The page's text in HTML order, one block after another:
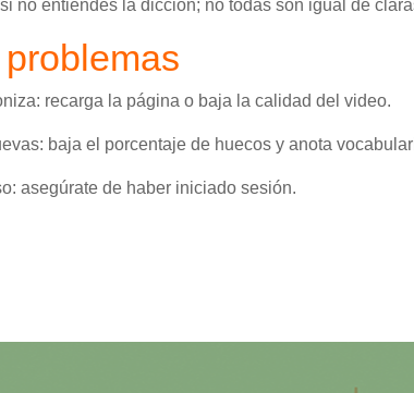
no entiendes la dicción; no todas son igual de
recarga la página o baja la calidad del video.
baja el porcentaje de huecos y anota
asegúrate de haber iniciado sesión.